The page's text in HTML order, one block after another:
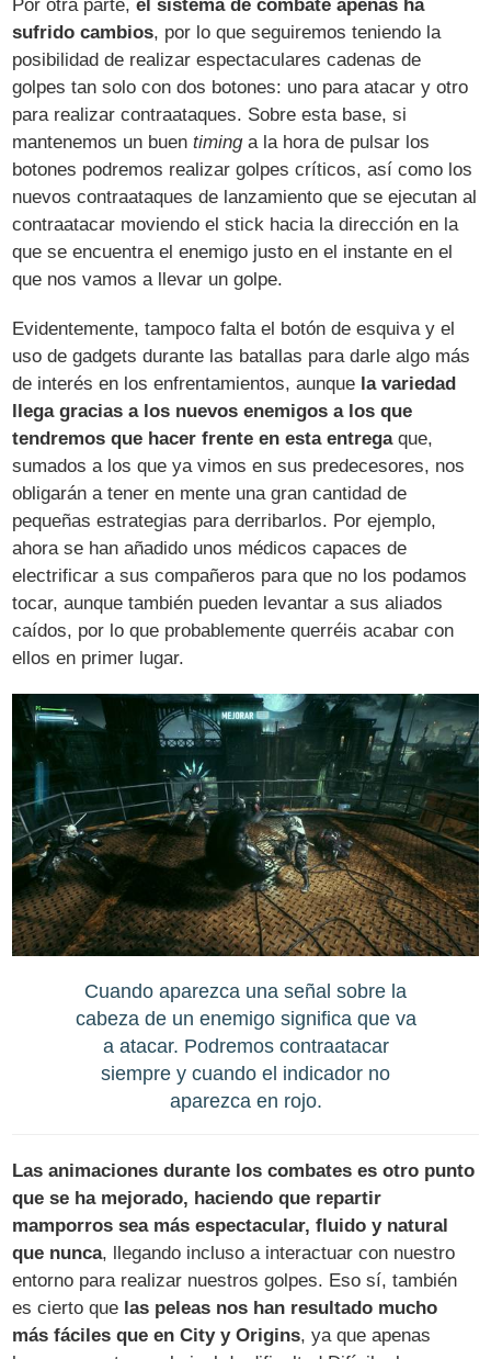
Por otra parte,el sistema de combate apenas ha
sufrido cambios, por lo que seguiremos teniendo la
posibilidad de realizar espectaculares cadenas de
golpes tan solo con dos botones: uno para atacar y otro
para realizar contraataques. Sobre esta base, si
mantenemos un buentiminga la hora de pulsar los
botones podremos realizar golpes críticos, así como los
nuevos contraataques de lanzamiento que se ejecutan al
contraatacar moviendo el stick hacia la dirección en la
que se encuentra el enemigo justo en el instante en el
que nos vamos a llevar un golpe.
Evidentemente, tampoco falta el botón de esquiva y el
uso de gadgets durante las batallas para darle algo más
de interés en los enfrentamientos, aunque la variedad
llega gracias a los nuevos enemigos a los que
tendremos que hacer frente en esta entregaque,
sumados a los que ya vimos en sus predecesores, nos
obligarán a tener en mente una gran cantidad de
pequeñas estrategias para derribarlos. Por ejemplo,
ahora se han añadido unos médicos capaces de
electrificar a sus compañeros para que no los podamos
tocar, aunque también pueden levantar a sus aliados
caídos, por lo que probablemente querréis acabar con
ellos en primer lugar.
Cuando aparezca una señal sobre la
cabeza de un enemigo significa que va
a atacar. Podremos contraatacar
siempre y cuando el indicador no
aparezca en rojo.
Las animaciones durante los combates es otro punto
que se ha mejorado, haciendo que repartir
mamporros sea más espectacular, fluido y natural
que nunca, llegando incluso a interactuar con nuestro
entorno para realizar nuestros golpes. Eso sí, también
es cierto que las peleas nos han resultado mucho
más fáciles que en City y Origins, ya que apenas